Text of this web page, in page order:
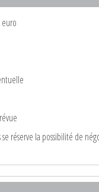
réserve la possibilité de